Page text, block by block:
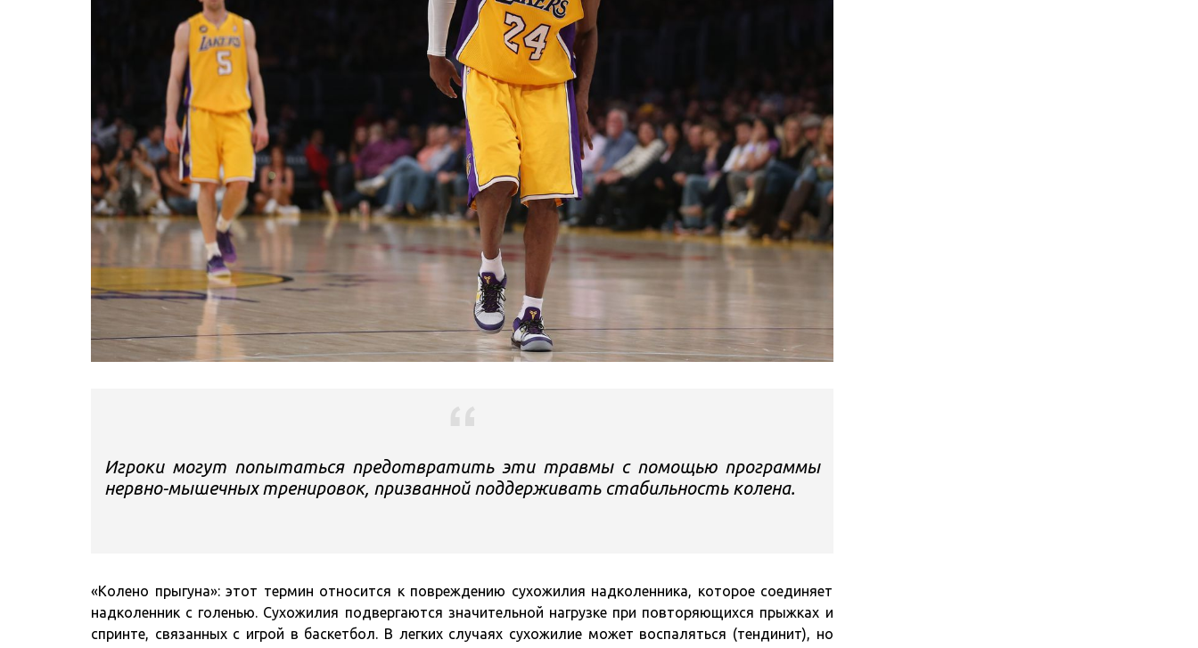
Игроки могут попытаться предотвратить эти травмы с помощью программы
нервно-мышечных тренировок, призванной поддерживать стабильность колена.
«Колено прыгуна»: этот термин относится к повреждению сухожилия надколенника, которое соединяет
надколенник с голенью. Сухожилия подвергаются значительной нагрузке при повторяющихся прыжках и
спринте, связанных с игрой в баскетбол. В легких случаях сухожилие может воспаляться (тендинит), но